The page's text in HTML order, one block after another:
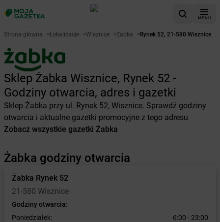
MENU
Strona główna >Lokalizacje >Wisznice >Żabka >Rynek 52, 21-580 Wisznice
Sklep Żabka Wisznice, Rynek 52 -
Godziny otwarcia, adres i gazetki
Sklep Żabka przy ul. Rynek 52, Wisznice. Sprawdź godziny
otwarcia i aktualne gazetki promocyjne z tego adresu
Zobacz wszystkie gazetki Żabka
Żabka godziny otwarcia
Żabka Rynek 52
21-580 Wisznice
Godziny otwarcia:
Poniedziałek:
6:00 - 23:00